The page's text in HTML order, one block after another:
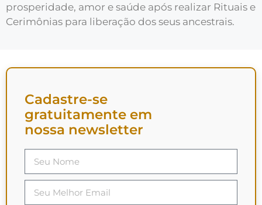
prosperidade, amor e saúde após realizar Rituais e
Cerimônias para liberação dos seus ancestrais.
Cadastre-se
gratuitamente em
nossa newsletter